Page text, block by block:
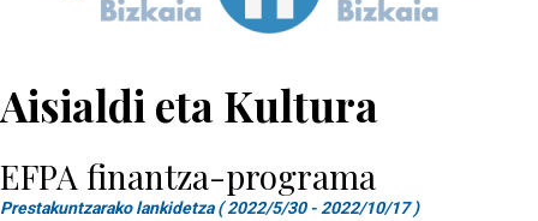
Aisialdi eta Kultura
EFPA finantza-programa
Prestakuntzarako lankidetza ( 2022/5/30 - 2022/10/17 )